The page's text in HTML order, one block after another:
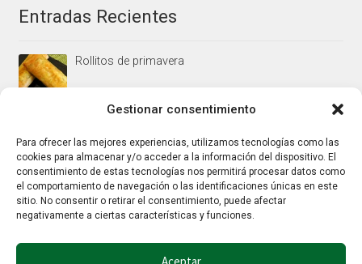
Gestionar consentimiento
Para ofrecer las mejores experiencias, utilizamos tecnologías como las
cookies para almacenar y/o acceder a la información del dispositivo. El
consentimiento de estas tecnologías nos permitirá procesar datos como
el comportamiento de navegación o las identificaciones únicas en este
sitio. No consentir o retirar el consentimiento, puede afectar
negativamente a ciertas características y funciones.
Aceptar
Entradas Recientes
Rollitos de primavera
Jamoncitos de pollo en salsa de almendras